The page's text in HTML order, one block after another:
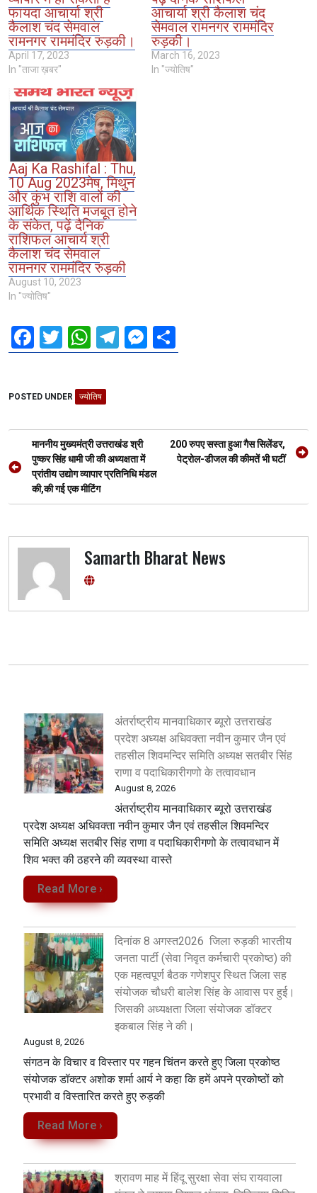
फायदा आचार्या श्री
कैलाश चंद सेमवाल
रामनगर राममंदिर रुड़की।
April 17, 2023
In "ताजा ख़बर"
आचार्या श्री कैलाश चंद
सेमवाल रामनगर राममंदिर
रुड़की।
March 16, 2023
In "ज्योतिष"
Aaj Ka Rashifal : Thu,
10 Aug 2023मेष, मिथुन
और कुंभ राशि वालों की
आर्थिक स्थिति मजबूत होने
के संकेत, पढ़ें दैनिक
राशिफल आचार्य श्री
कैलाश चंद सेमवाल
रामनगर राममंदिर रुड़की
August 10, 2023
In "ज्योतिष"
F
a
b
o
o
k
T
wi
tt
er
W
h
at
s
A
p
p
T
el
a
m
M
es
g
h
POSTED UNDER ज्योतिष
Post
navigation
माननीय मुख्यमंत्री उत्तराखंड श्री
पुष्कर सिंह धामी जी की अध्यक्षता में
प्रांतीय उद्योग व्यापार प्रतिनिधि मंडल
की,की गई एक मीटिंग
200 रुपए सस्ता हुआ गैस सिलेंडर,
पेट्रोल-डीजल की कीमतें भी घटीं
Samarth Bharat News
अंतर्राष्ट्रीय मानवाधिकार ब्यूरो उत्तराखंड
प्रदेश अध्यक्ष अधिवक्ता नवीन कुमार जैन एवं
तहसील शिवमन्दिर समिति अध्यक्ष सतबीर सिंह
राणा व पदाधिकारीगणो के तत्वावधान
August 8, 2026
अंतर्राष्ट्रीय मानवाधिकार ब्यूरो उत्तराखंड
प्रदेश अध्यक्ष अधिवक्ता नवीन कुमार जैन एवं तहसील शिवमन्दिर
समिति अध्यक्ष सतबीर सिंह राणा व पदाधिकारीगणो के तत्वावधान में
शिव भक्त की ठहरने की व्यवस्था वास्ते
Read More ›
दिनांक 8 अगस्त2026 जिला रुड़की भारतीय
जनता पार्टी (सेवा निवृत कर्मचारी प्रकोष्ठ) की
एक महत्वपूर्ण बैठक गणेशपुर स्थित जिला सह
संयोजक चौधरी बालेश सिंह के आवास पर हुई।
जिसकी अध्यक्षता जिला संयोजक डॉक्टर
इकबाल सिंह ने की।
August 8, 2026
संगठन के विचार व विस्तार पर गहन चिंतन करते हुए जिला प्रकोष्ठ
संयोजक डॉक्टर अशोक शर्मा आर्य ने कहा कि हमें अपने प्रकोष्ठों को
प्रभावी व विस्तारित करते हुए रुड़की
Read More ›
श्रावण माह में हिंदू सुरक्षा सेवा संघ रायवाला